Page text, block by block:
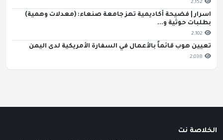
2,152
اسرار | فضيحة أكاديمية تهز جامعة صنعاء: (معدلات وهمية)
بطلبات حوثية و...
2,102
تعيين هوب قائماً بالأعمال في السفارة الأمريكية لدى اليمن
2,038
الخلاصة نت